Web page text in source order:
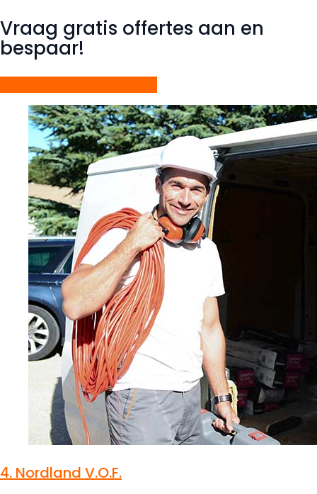
Vraag gratis offertes aan en
bespaar!
4. Nordland V.O.F.